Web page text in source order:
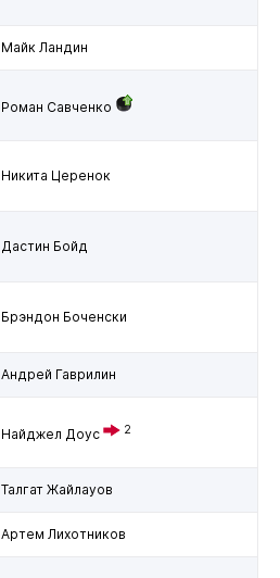
Майк Ландин
Роман Савченко
Никита Церенок
Дастин Бойд
Брэндон Боченски
Андрей Гаврилин
Найджел Доус 2
Талгат Жайлауов
Артем Лихотников